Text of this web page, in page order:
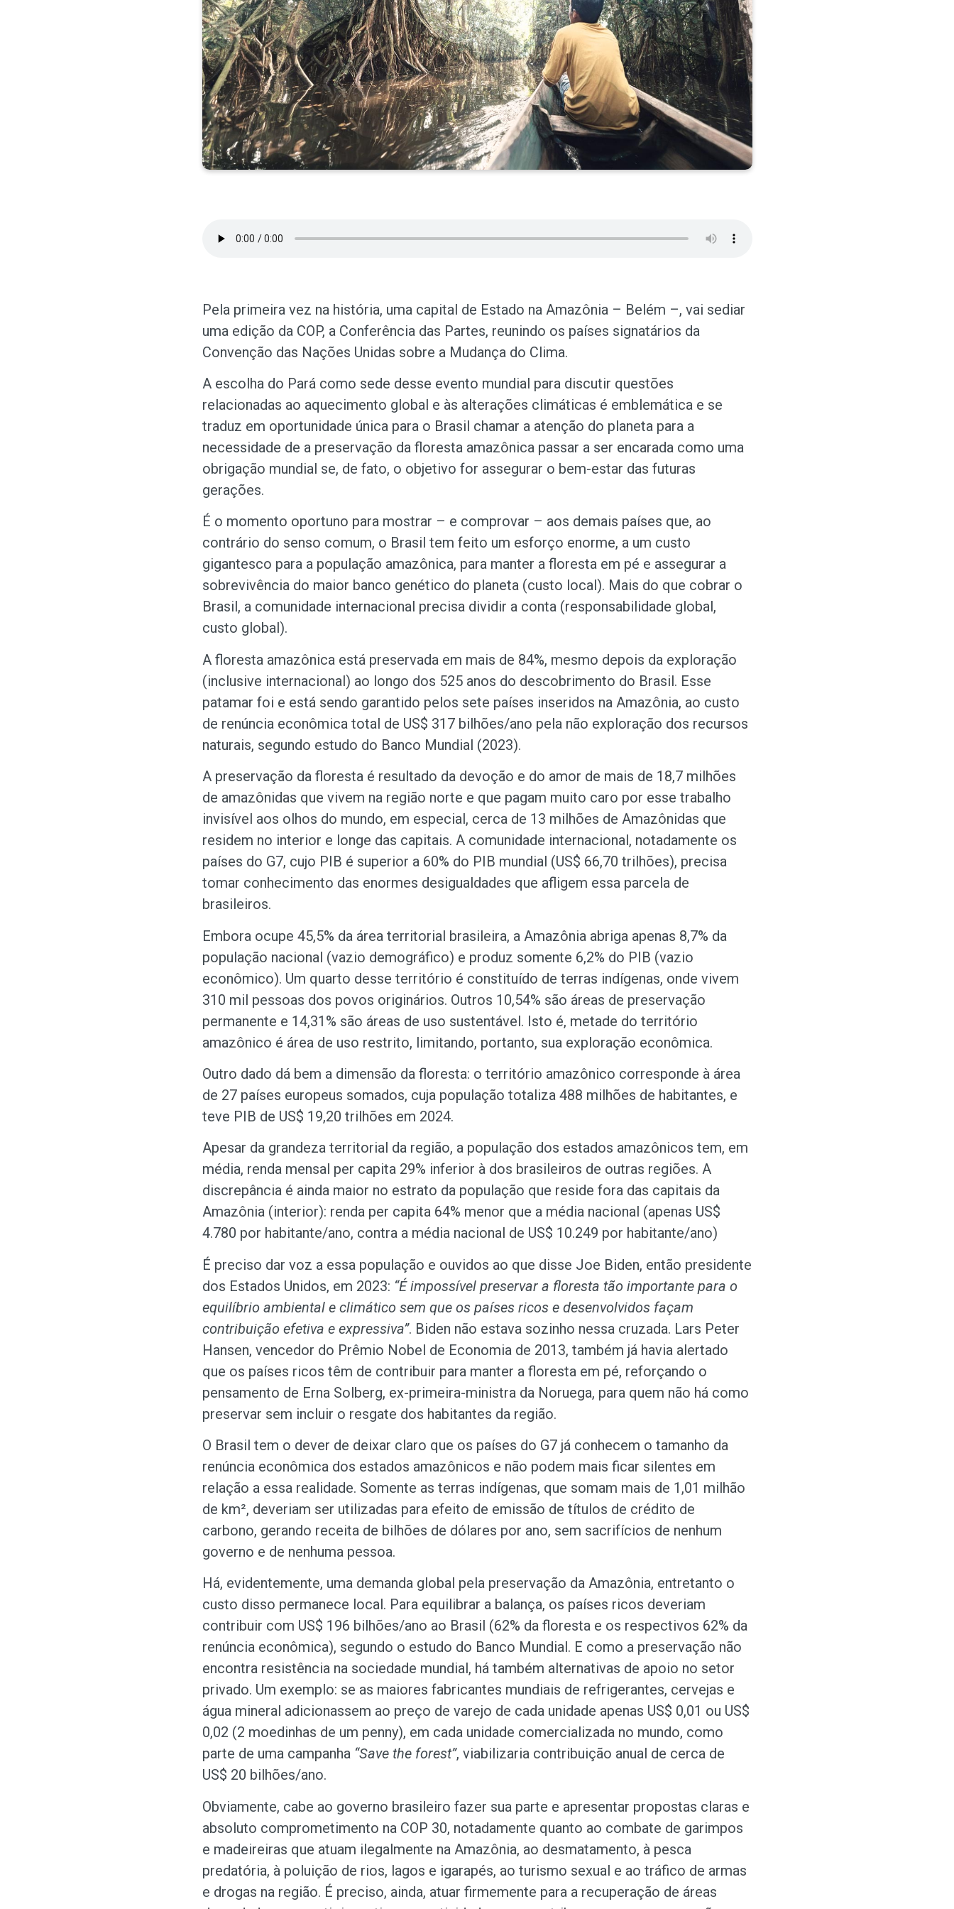
Pela primeira vez na história, uma capital de Estado na Amazônia – Belém –, vai sediar
uma edição da COP, a Conferência das Partes, reunindo os países signatários da
Convenção das Nações Unidas sobre a Mudança do Clima.
A escolha do Pará como sede desse evento mundial para discutir questões
relacionadas ao aquecimento global e às alterações climáticas é emblemática e se
traduz em oportunidade única para o Brasil chamar a atenção do planeta para a
necessidade de a preservação da floresta amazônica passar a ser encarada como uma
obrigação mundial se, de fato, o objetivo for assegurar o bem-estar das futuras
gerações.
É o momento oportuno para mostrar – e comprovar – aos demais países que, ao
contrário do senso comum, o Brasil tem feito um esforço enorme, a um custo
gigantesco para a população amazônica, para manter a floresta em pé e assegurar a
sobrevivência do maior banco genético do planeta (custo local). Mais do que cobrar o
Brasil, a comunidade internacional precisa dividir a conta (responsabilidade global,
custo global).
A floresta amazônica está preservada em mais de 84%, mesmo depois da exploração
(inclusive internacional) ao longo dos 525 anos do descobrimento do Brasil. Esse
patamar foi e está sendo garantido pelos sete países inseridos na Amazônia, ao custo
de renúncia econômica total de US$ 317 bilhões/ano pela não exploração dos recursos
naturais, segundo estudo do Banco Mundial (2023).
A preservação da floresta é resultado da devoção e do amor de mais de 18,7 milhões
de amazônidas que vivem na região norte e que pagam muito caro por esse trabalho
invisível aos olhos do mundo, em especial, cerca de 13 milhões de Amazônidas que
residem no interior e longe das capitais. A comunidade internacional, notadamente os
países do G7, cujo PIB é superior a 60% do PIB mundial (US$ 66,70 trilhões), precisa
tomar conhecimento das enormes desigualdades que afligem essa parcela de
brasileiros.
Embora ocupe 45,5% da área territorial brasileira, a Amazônia abriga apenas 8,7% da
população nacional (vazio demográfico) e produz somente 6,2% do PIB (vazio
econômico). Um quarto desse território é constituído de terras indígenas, onde vivem
310 mil pessoas dos povos originários. Outros 10,54% são áreas de preservação
permanente e 14,31% são áreas de uso sustentável. Isto é, metade do território
amazônico é área de uso restrito, limitando, portanto, sua exploração econômica.
Outro dado dá bem a dimensão da floresta: o território amazônico corresponde à área
de 27 países europeus somados, cuja população totaliza 488 milhões de habitantes, e
teve PIB de US$ 19,20 trilhões em 2024.
Apesar da grandeza territorial da região, a população dos estados amazônicos tem, em
média, renda mensal per capita 29% inferior à dos brasileiros de outras regiões. A
discrepância é ainda maior no estrato da população que reside fora das capitais da
Amazônia (interior): renda per capita 64% menor que a média nacional (apenas US$
4.780 por habitante/ano, contra a média nacional de US$ 10.249 por habitante/ano)
É preciso dar voz a essa população e ouvidos ao que disse Joe Biden, então presidente
dos Estados Unidos, em 2023: “É impossível preservar a floresta tão importante para o
equilíbrio ambiental e climático sem que os países ricos e desenvolvidos façam
contribuição efetiva e expressiva”. Biden não estava sozinho nessa cruzada. Lars Peter
Hansen, vencedor do Prêmio Nobel de Economia de 2013, também já havia alertado
que os países ricos têm de contribuir para manter a floresta em pé, reforçando o
pensamento de Erna Solberg, ex-primeira-ministra da Noruega, para quem não há como
preservar sem incluir o resgate dos habitantes da região.
O Brasil tem o dever de deixar claro que os países do G7 já conhecem o tamanho da
renúncia econômica dos estados amazônicos e não podem mais ficar silentes em
relação a essa realidade. Somente as terras indígenas, que somam mais de 1,01 milhão
de km², deveriam ser utilizadas para efeito de emissão de títulos de crédito de
carbono, gerando receita de bilhões de dólares por ano, sem sacrifícios de nenhum
governo e de nenhuma pessoa.
Há, evidentemente, uma demanda global pela preservação da Amazônia, entretanto o
custo disso permanece local. Para equilibrar a balança, os países ricos deveriam
contribuir com US$ 196 bilhões/ano ao Brasil (62% da floresta e os respectivos 62% da
renúncia econômica), segundo o estudo do Banco Mundial. E como a preservação não
encontra resistência na sociedade mundial, há também alternativas de apoio no setor
privado. Um exemplo: se as maiores fabricantes mundiais de refrigerantes, cervejas e
água mineral adicionassem ao preço de varejo de cada unidade apenas US$ 0,01 ou US$
0,02 (2 moedinhas de um penny), em cada unidade comercializada no mundo, como
parte de uma campanha “Save the forest”, viabilizaria contribuição anual de cerca de
US$ 20 bilhões/ano.
Obviamente, cabe ao governo brasileiro fazer sua parte e apresentar propostas claras e
absoluto comprometimento na COP 30, notadamente quanto ao combate de garimpos
e madeireiras que atuam ilegalmente na Amazônia, ao desmatamento, à pesca
predatória, à poluição de rios, lagos e igarapés, ao turismo sexual e ao tráfico de armas
e drogas na região. É preciso, ainda, atuar firmemente para a recuperação de áreas